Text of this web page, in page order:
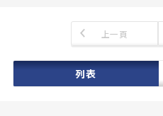
上一頁
列表